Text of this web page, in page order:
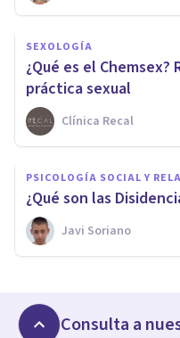
SEXOLOGÍA
¿Qué es el
práctica sexual
Clínica Recal
PSICOLOGÍA SOCIAL Y
¿Qué son las
Javi Soriano
Consulta a